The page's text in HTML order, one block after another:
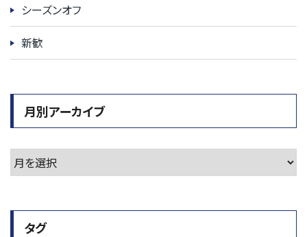
シーズンオフ
新歓
月別アーカイブ
タグ